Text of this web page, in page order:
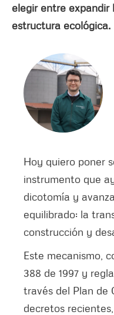
elegir entre expandir
estructura ecológica.
Hoy quiero poner
instrumento que
dicotomía y
equilibrado: la
construcción y
Este mecanismo,
388 de 1997 y
través del Plan de
decretos